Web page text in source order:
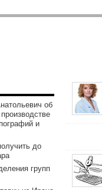
об
и
до
групп